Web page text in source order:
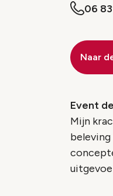
06
Naar
Event
Mijn